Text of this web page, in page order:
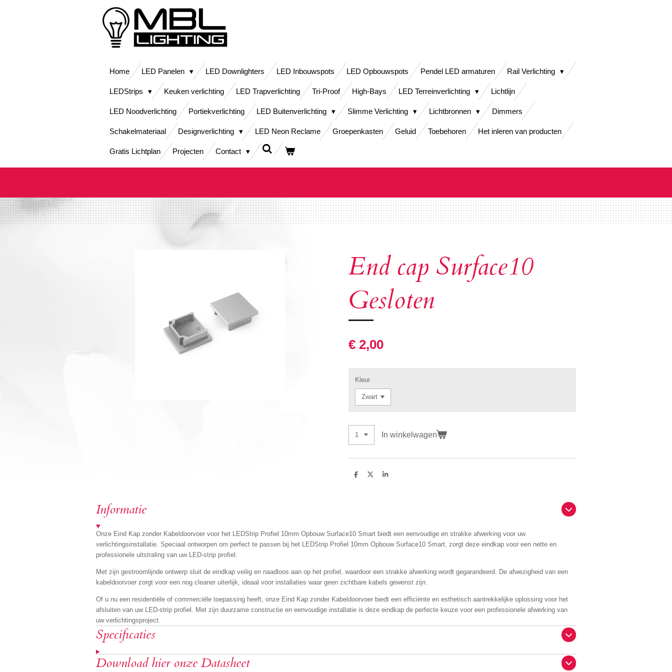
Home LED Panelen LED Downlighters LED Inbouwspots LED Opbouwspots Pendel LED armaturen Rail Verlichting
LEDStrips Keuken verlichting LED Trapverlichting Tri-Proof High-Bays LED Terreinverlichting Lichtlijn
LED Noodverlichting Portiekverlichting LED Buitenverlichting Slimme Verlichting Lichtbronnen Dimmers
Schakelmateriaal Designverlichting LED Neon Reclame Groepenkasten Geluid Toebehoren Het inleren van producten
Gratis Lichtplan Projecten Contact
End cap Surface10
Gesloten
€ 2,00
Kleur
In winkelwagen
D
D
S
Informatie
Onze Eind Kap zonder Kabeldoorvoer voor het LEDStrip Profiel 10mm Opbouw Surface10 Smart biedt een eenvoudige en strakke afwerking voor uw
verlichtingsinstallatie. Speciaal ontworpen om perfect te passen bij het LEDStrip Profiel 10mm Opbouw Surface10 Smart, zorgt deze eindkap voor een nette en
professionele uitstraling van uw LED-strip profiel.
Met zijn gestroomlijnde ontwerp sluit de eindkap veilig en naadloos aan op het profiel, waardoor een strakke afwerking wordt gegarandeerd. De afwezigheid van een
kabeldoorvoer zorgt voor een nog cleaner uiterlijk, ideaal voor installaties waar geen zichtbare kabels gewenst zijn.
Of u nu een residentiële of commerciële toepassing heeft, onze Eind Kap zonder Kabeldoorvoer biedt een efficiënte en esthetisch aantrekkelijke oplossing voor het
afsluiten van uw LED-strip profiel. Met zijn duurzame constructie en eenvoudige installatie is deze eindkap de perfecte keuze voor een professionele afwerking van
uw verlichtingsproject.
Specificaties
Download hier onze Datasheet